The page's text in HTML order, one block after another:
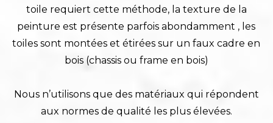
toile requiert cette méthode, la texture de la
peinture est présente parfois abondamment , les
toiles sont montées et étirées sur un faux cadre en
bois (chassis ou frame en bois)
Nous n’utilisons que des matériaux qui répondent
aux normes de qualité les plus élevées.